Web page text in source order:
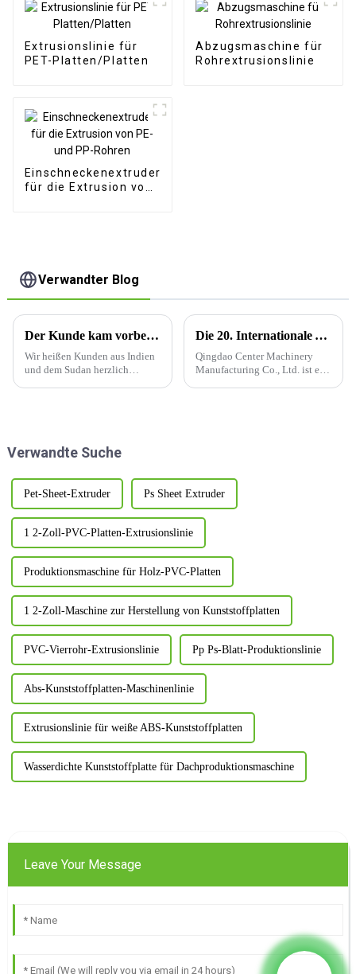
Extrusionslinie für
PET-Platten/Platten
Abzugsmaschine für
Rohrextrusionslinie
Einschneckenextruder
für die Extrusion von
Verwandter Blog
Der Kunde kam vorbei und bestätigte die Bestellung
Wir heißen Kunden aus Indien
und dem Sudan herzlich
Die 20. Internationale Ausstellung für Kunststoff- und Gummiindustrie im asiatisch-pazifischen Raum
Qingdao Center Machinery
Manufacturing Co., Ltd. ist ein
Verwandte Suche
Pet-Sheet-Extruder Ps Sheet Extruder
1 2-Zoll-PVC-Platten-Extrusionslinie
Produktionsmaschine für Holz-PVC-Platten
1 2-Zoll-Maschine zur Herstellung von Kunststoffplatten
PVC-Vierrohr-Extrusionslinie Pp Ps-Blatt-Produktionslinie
Abs-Kunststoffplatten-Maschinenlinie
Extrusionslinie für weiße ABS-Kunststoffplatten
Wasserdichte Kunststoffplatte für Dachproduktionsmaschine
Leave Your Message